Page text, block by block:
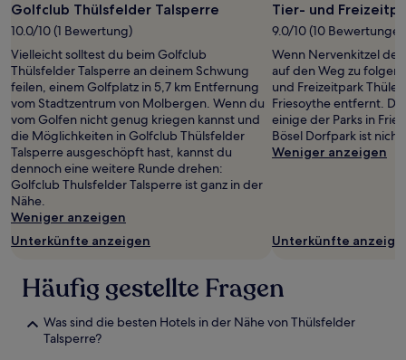
2 Erwachsenen
gefunden
wurde.
Preise
und
Verfügbarkeiten
können
sich
ändern.
Es
können
zusätzliche
Bedingungen
gelten.
Golfclub Thülsfelder Talsperre
10.0/10 (1 Bewertung)
Vielleicht solltest du beim Golfclub
Thülsfelder Talsperre an deinem Schwung
feilen, einem Golfplatz in 5,7 km Entfernung
vom Stadtzentrum von Molbergen. Wenn du
vom Golfen nicht genug kriegen kannst und
die Möglichkeiten in Golfclub Thülsfelder
Talsperre ausgeschöpft hast, kannst du
dennoch eine weitere Runde drehen:
Golfclub Thulsfelder Talsperre ist ganz in der
Nähe.
Weniger anzeigen
Unterkünfte anzeigen
Tier- und
9.0/10 (10
Wenn Nervenkitzel
auf den Weg zu
und Freizeitpark Thüle
Friesoythe entfernt.
einige der Parks in
Bösel Dorfpark ist
Weniger anzeigen
Unterkünfte
Häufig gestellte Fragen
Was sind die besten Hotels in der Nähe von Thülsfelder
Talsperre?